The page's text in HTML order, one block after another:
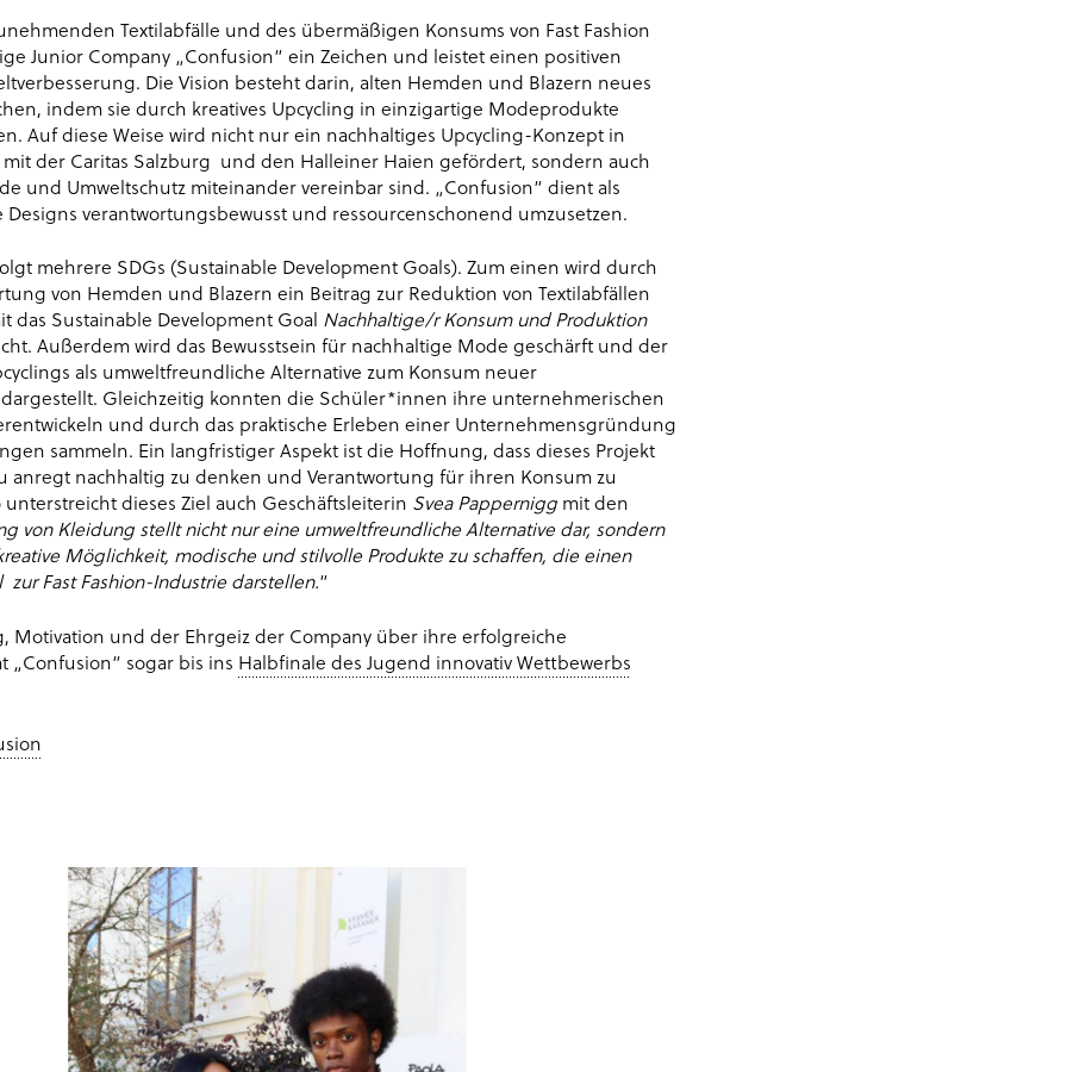
Textilabfälle und des übermäßigen Konsums von Fast Fashion
Junior Company „Confusion“ ein Zeichen und leistet einen positiven
Die Vision besteht darin, alten Hemden und Blazern neues
indem sie durch kreatives Upcycling in einzigartige Modeprodukte
Auf diese Weise wird nicht nur ein nachhaltiges Upcycling-Konzept in
der Caritas Salzburg und den Halleiner Haien gefördert, sondern auch
und Umweltschutz miteinander vereinbar sind. „Confusion“ dient als
Designs verantwortungsbewusst und ressourcenschonend umzusetzen.
mehrere SDGs (Sustainable Development Goals). Zum einen wird durch
von Hemden und Blazern ein Beitrag zur Reduktion von Textilabfällen
das Sustainable Development Goal Nachhaltige/r Konsum und Produktion
Außerdem wird das Bewusstsein für nachhaltige Mode geschärft und der
als umweltfreundliche Alternative zum Konsum neuer
Gleichzeitig konnten die Schüler*innen ihre unternehmerischen
und durch das praktische Erleben einer Unternehmensgründung
sammeln. Ein langfristiger Aspekt ist die Hoffnung, dass dieses Projekt
anregt nachhaltig zu denken und Verantwortung für ihren Konsum zu
dieses Ziel auch Geschäftsleiterin Svea Pappernigg mit den
von Kleidung stellt nicht nur eine umweltfreundliche Alternative dar, sondern
Möglichkeit, modische und stilvolle Produkte zu schaffen, die einen
Fast Fashion-Industrie darstellen.“
Motivation und der Ehrgeiz der Company über ihre erfolgreiche
„Confusion“ sogar bis ins Halbfinale des Jugend innovativ Wettbewerbs